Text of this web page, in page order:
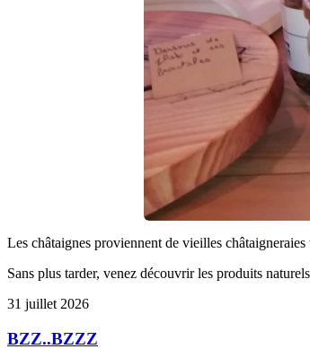
Les châtaignes proviennent de vieilles
Sans plus tarder, venez découvrir les produits
31 juillet 2026
BZZ..BZZZ